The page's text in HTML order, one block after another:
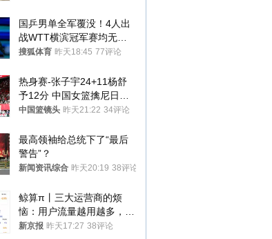
国乒男单全军覆没！4人出
战WTT横滨冠军赛均无缘
八强
搜狐体育 昨天18:45 77评论
热身赛-张子宇24+11杨舒
予12分 中国女篮擒尼日利
亚
中国篮镜头 昨天21:22 34评论
最高领袖给总统下了“最后
警告”？
新闻资讯综合 昨天20:19 38评论
鲸算π丨三大运营商的烦
恼：用户流量越用越多，收
入却越来越少
新京报 昨天17:27 38评论